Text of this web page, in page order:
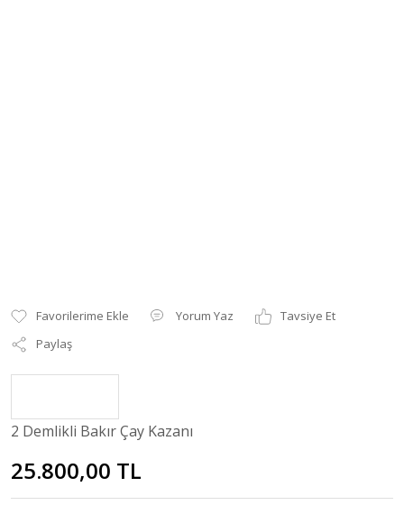
Yorum Yaz
Tavsiye Et
Paylaş
2 Demlikli Bakır Çay Kazanı
25.800,00 TL